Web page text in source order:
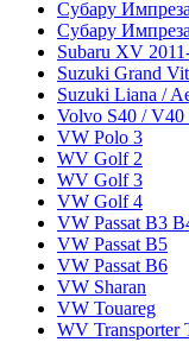
Субару
Субару
Subaru XV
Suzuki Grand
Suzuki Liana /
Volvo S40 / V40
VW Polo 3
WV Golf 2
WV Golf 3
VW Golf 4
VW Passat B3
VW Passat B5
VW Passat B6
VW Sharan
VW Touareg
WV Transporter